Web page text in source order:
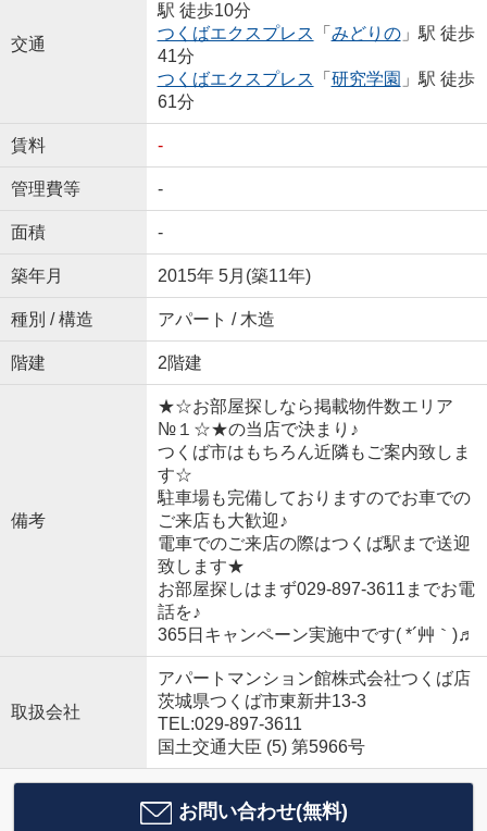
交通
駅 徒歩10分
つくばエクスプレス 「 みどりの」駅 徒歩
41分
つくばエクスプレス 「 研究学園 」駅 徒歩
61分
賃料 -
管理費等 -
面積 -
築年月 2015年 5月(築11年)
種別 / 構造 アパート / 木造
階建 2階建
備考
★☆お部屋探しなら掲載物件数エリア
№１☆★の当店で決まり♪
つくば市はもちろん近隣もご案内致しま
す☆
駐車場も完備しておりますのでお車での
ご来店も大歓迎♪
電車でのご来店の際はつくば駅まで送迎
致します★
お部屋探しはまず029-897-3611までお電
話を♪
365日キャンペーン実施中です( *´艸｀)♬
取扱会社
アパートマンション館株式会社つくば店
茨城県つくば市東新井13-3
TEL:029-897-3611
国土交通大臣 (5) 第5966号
お問い合わせ(無料)